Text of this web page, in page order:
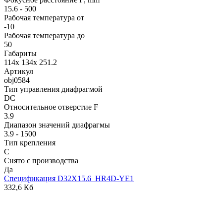
15.6 - 500
Рабочая температура от
-10
Рабочая температура до
50
Габариты
114x 134x 251.2
Артикул
obj0584
Тип управления диафрагмой
DC
Относительное отверстие F
3.9
Диапазон значений диафрагмы
3.9 - 1500
Тип крепления
C
Снято с производства
Да
Спецификация D32X15.6_HR4D-YE1
332,6 Кб